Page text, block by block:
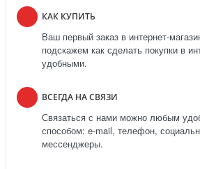
КАК КУПИТЬ
Ваш первый заказ в интернет-
подскажем как сделать покупки в
удобными.
ВСЕГДА НА СВЯЗИ
Связаться с нами можно любым
способом: e-mail, телефон,
мессенджеры.